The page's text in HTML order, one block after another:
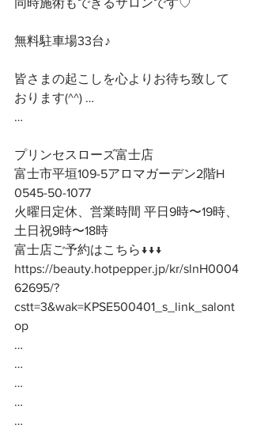
同時施術もできるサロンです♡
無料駐車場33台♪
皆さまの起こしを心よりお待ち致して
おります(^^) …
…
プリンセスローズ富士店
富士市平垣109-5アロマガーデン2階H
0545-50-1077
火曜日定休、営業時間 平日9時〜19時、
土日祝9時〜18時
富士店ご予約はこちら↓↓↓
https://beauty.hotpepper.jp/kr/slnH0004
62695/?
cstt=3&wak=KPSE500401_s_link_salont
op
…
…
…
…
…